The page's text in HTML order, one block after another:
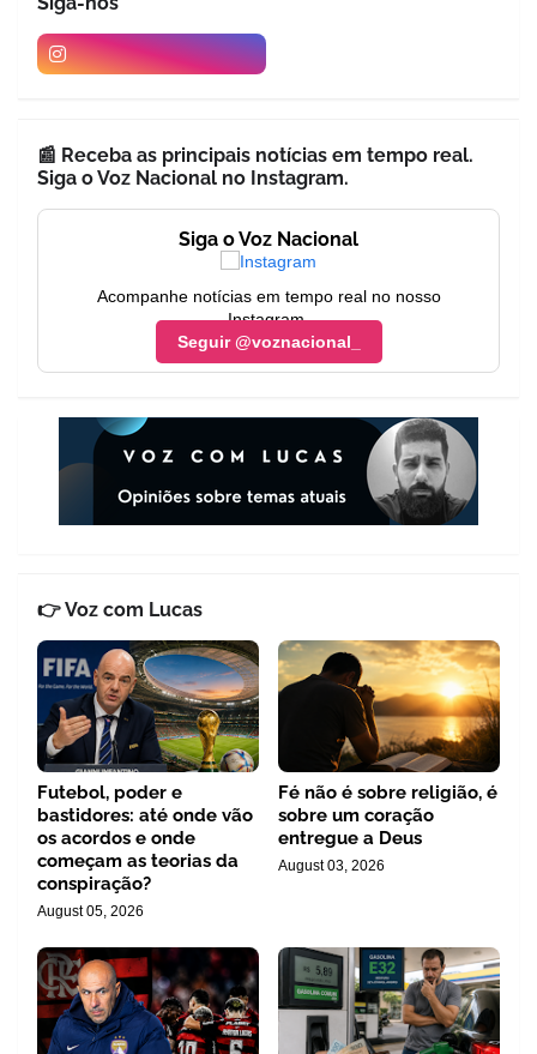
📰 Receba as principais notícias em tempo real.
Siga o Voz Nacional no Instagram.
Siga o Voz Nacional
Acompanhe notícias em tempo real no nosso
Instagram.
Seguir @voznacional_
👉 Voz com Lucas
Futebol, poder e
bastidores: até onde vão
os acordos e onde
começam as teorias da
conspiração?
August 05, 2026
Fé não é sobre religião, é
sobre um coração
entregue a Deus
August 03, 2026